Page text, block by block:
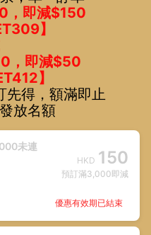
，即減$150
】
，即減$50
】
先得，額滿即止
放名額
未連
HKD 150
預訂滿3,000即減
優惠有效期已結束